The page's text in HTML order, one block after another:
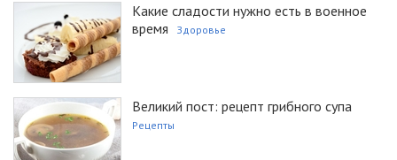
Какие сладости нужно есть в военное
время
Здоровье
Великий пост: рецепт грибного супа
Рецепты